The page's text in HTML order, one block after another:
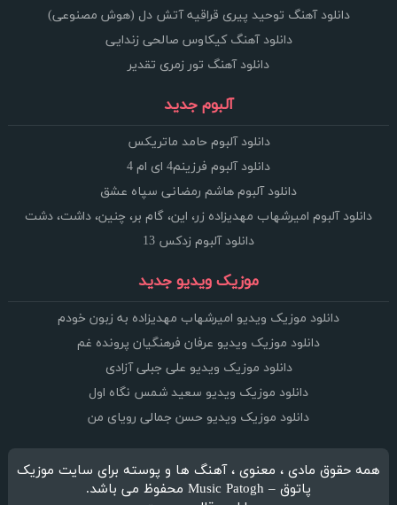
دانلود آهنگ توحید پیری قراقیه آتش دل (هوش مصنوعی)
دانلود آهنگ کیکاوس صالحی زندایی
دانلود آهنگ تور زمری تقدیر
آلبوم جدید
دانلود آلبوم حامد ماتریکس
دانلود آلبوم فرزینم4 ای ام 4
دانلود آلبوم هاشم رمضانی سپاه عشق
دانلود آلبوم امیرشهاب مهدیزاده زر، این، گام بر، چنین، داشت، دشت
دانلود آلبوم زدکس 13
موزیک ویدیو جدید
دانلود موزیک ویدیو امیرشهاب مهدیزاده به زبون خودم
دانلود موزیک ویدیو عرفان فرهنگیان پرونده غم
دانلود موزیک ویدیو علی جبلی آزادی
دانلود موزیک ویدیو سعید شمس نگاه اول
دانلود موزیک ویدیو حسن جمالی رویای من
همه حقوق مادی ، معنوی ، آهنگ ها و پوسته برای سایت موزیک
پاتوق – Music Patogh محفوظ می باشد.